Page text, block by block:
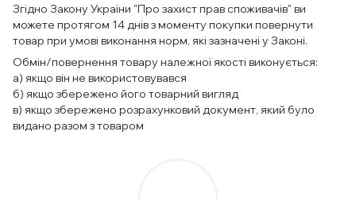
Згідно Закону України "Про захист прав споживачів" ви
можете протягом 14 днів з моменту покупки повернути
товар при умові виконання норм, які зазначені у Законі.
Обмін/повернення товару належної якості виконується:
а) якщо він не використовувався
б) якщо збережено його товарний вигляд
в) якщо збережено розрахунковий документ, який було
видано разом з товаром